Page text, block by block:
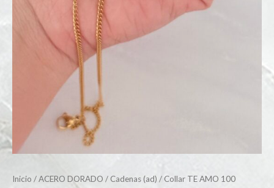
Inicio /ACERO DORADO / Cadenas (ad) / Collar TE AMO 100